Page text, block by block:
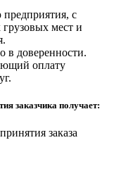
предприятия, с
мест и
в доверенности.
оплату
заказчика получает:
заказа